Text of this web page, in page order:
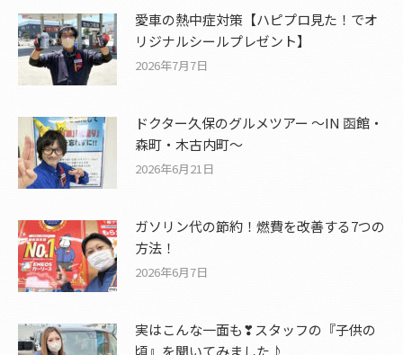
愛車の熱中症対策【ハピプロ見た！でオ
リジナルシールプレゼント】
2026年7月7日
ドクター久保のグルメツアー ～IN 函館・
森町・木古内町～
2026年6月21日
ガソリン代の節約！燃費を改善する7つの
方法！
2026年6月7日
実はこんな一面も❣スタッフの『子供の
頃』を聞いてみました♪